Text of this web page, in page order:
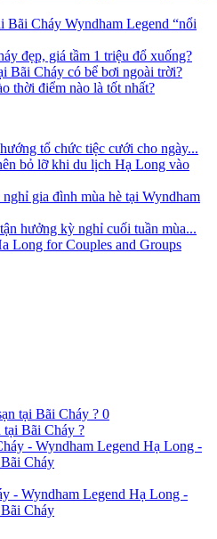
Bãi Cháy Wyndham Legend “nổi
đẹp, giá tầm 1 triệu đổ xuống?
Bãi Cháy có bể bơi ngoài trời?
thời điểm nào là tốt nhất?
tổ chức tiệc cưới cho ngày...
bỏ lỡ khi du lịch Hạ Long vào
gia đình mùa hè tại Wyndham
hưởng kỳ nghỉ cuối tuần mùa...
Long for Couples and Groups
0
tại Bãi Cháy ?
- Wyndham Legend Hạ Long -
Cháy